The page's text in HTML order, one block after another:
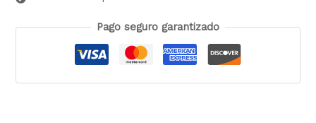
Pago seguro garantizado